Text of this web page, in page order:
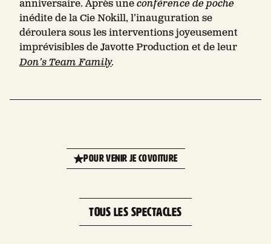
anniversaire. Après une conférence de poche
inédite de la Cie Nokill, l’inauguration se
déroulera sous les interventions joyeusement
imprévisibles de Javotte Production et de leur
Don’s Team Family.
POUR VENIR JE COVOITURE
TOUS LES SPECTACLES